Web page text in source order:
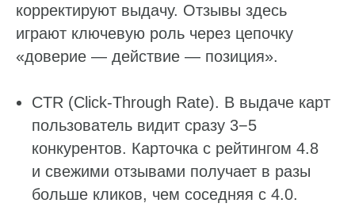
корректируют выдачу. Отзывы здесь
играют ключевую роль через цепочку
«доверие — действие — позиция».
CTR (Click-Through Rate). В выдаче карт
пользователь видит сразу 3−5
конкурентов. Карточка с рейтингом 4.8
и свежими отзывами получает в разы
больше кликов, чем соседняя с 4.0.